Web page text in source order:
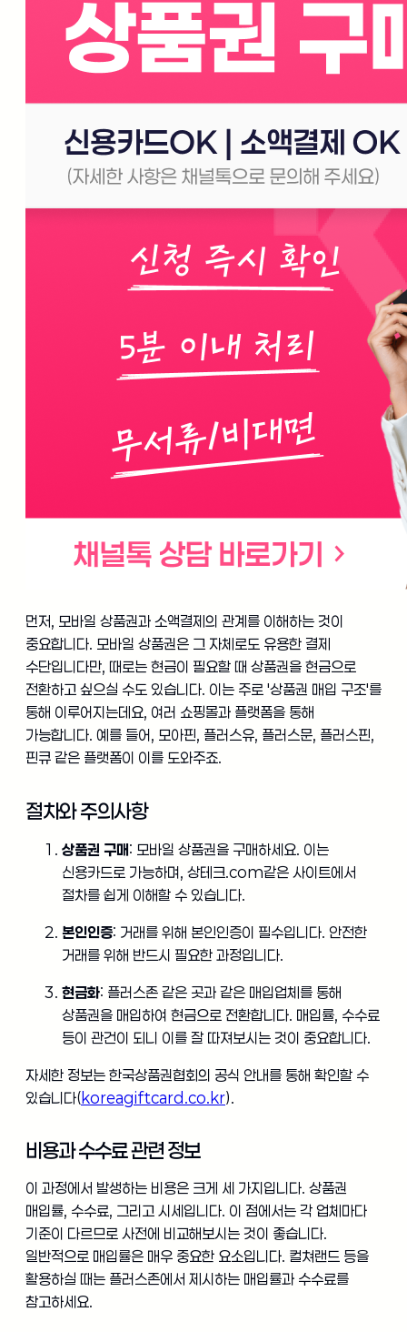
먼저, 모바일 상품권과 소액결제의 관계를 이해하는 것이
중요합니다. 모바일 상품권은 그 자체로도 유용한 결제
수단입니다만, 때로는 현금이 필요할 때 상품권을 현금으로
전환하고 싶으실 수도 있습니다. 이는 주로 '상품권 매입 구조'를
통해 이루어지는데요, 여러 쇼핑몰과 플랫폼을 통해
가능합니다. 예를 들어, 모아핀, 플러스유, 플러스문, 플러스핀,
핀큐 같은 플랫폼이 이를 도와주죠.
절차와 주의사항
상품권 구매: 모바일 상품권을 구매하세요. 이는
신용카드로 가능하며, 상테크.com같은 사이트에서
절차를 쉽게 이해할 수 있습니다.
본인인증: 거래를 위해 본인인증이 필수입니다. 안전한
거래를 위해 반드시 필요한 과정입니다.
현금화: 플러스존 같은 곳과 같은 매입업체를 통해
상품권을 매입하여 현금으로 전환합니다. 매입률, 수수료
등이 관건이 되니 이를 잘 따져보시는 것이 중요합니다.
자세한 정보는 한국상품권협회의 공식 안내를 통해 확인할 수
있습니다(koreagiftcard.co.kr).
비용과 수수료 관련 정보
이 과정에서 발생하는 비용은 크게 세 가지입니다. 상품권
매입률, 수수료, 그리고 시세입니다. 이 점에서는 각 업체마다
기준이 다르므로 사전에 비교해보시는 것이 좋습니다.
일반적으로 매입률은 매우 중요한 요소입니다. 컬쳐랜드 등을
활용하실 때는 플러스존에서 제시하는 매입률과 수수료를
참고하세요.